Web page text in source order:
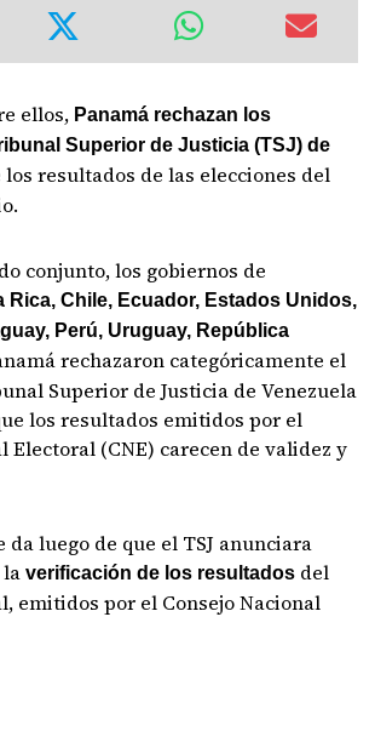
ellos, Panamá rechazan los
Superior de Justicia (TSJ) de
los resultados de las elecciones del
conjunto, los gobiernos de
Rica, Chile, Ecuador, Estados Unidos,
Perú, Uruguay, República
rechazaron categóricamente el
Superior de Justicia de Venezuela
los resultados emitidos por el
Electoral (CNE) carecen de validez y
da luego de que el TSJ anunciara
laverificación de los resultados del
emitidos por el Consejo Nacional